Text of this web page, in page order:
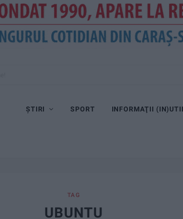
ȘTIRI SPORT INFORMAŢII
TAG
UBUNTU